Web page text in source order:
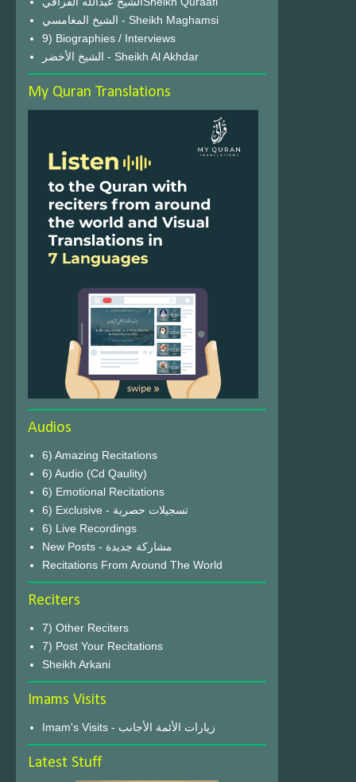
الشيخ المغامسي - Sheikh Maghamsi
9) Biographies / Interviews
الشيخ الأخضر - Sheikh Al Akhdar
My Quran Translations
Audios
6) Amazing Recitations
6) Audio (Cd Qaulity)
6) Emotional Recitations
6) Exclusive - تسجيلات حصرية
6) Live Recordings
New Posts - مشاركة جديدة
Recitations From Around The World
Reciters
7) Other Reciters
7) Post Your Recitations
Sheikh Arkani
Imams Visits
Imam's Visits - زيارات الأئمة الأجانب
Latest Stuff